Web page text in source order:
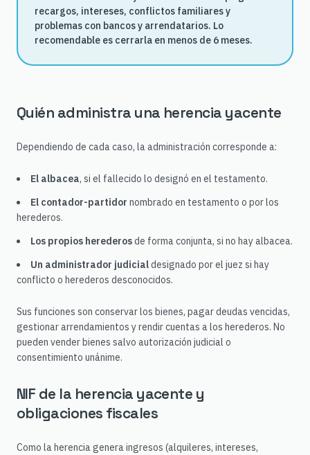
recargos, intereses, conflictos familiares y
problemas con bancos y arrendatarios. Lo
recomendable es cerrarla en menos de 6 meses.
Quién administra una herencia yacente
Dependiendo de cada caso, la administración corresponde a:
El albacea, si el fallecido lo designó en el testamento.
El contador-partidor nombrado en testamento o por los
herederos.
Los propios herederosde forma conjunta, si no hay albacea.
Un administrador judicialdesignado por el juez si hay
conflicto o herederos desconocidos.
Sus funciones son conservar los bienes, pagar deudas vencidas,
gestionar arrendamientos y rendir cuentas a los herederos. No
pueden vender bienes salvo autorización judicial o
consentimiento unánime.
NIF de la herencia yacente y
obligaciones fiscales
Como la herencia genera ingresos (alquileres, intereses,